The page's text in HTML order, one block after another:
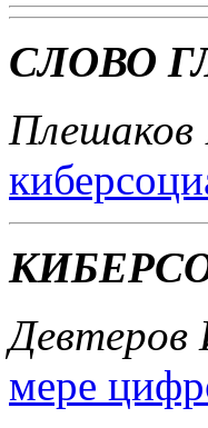
СЛОВО
Плешаков
Девтеров
мере